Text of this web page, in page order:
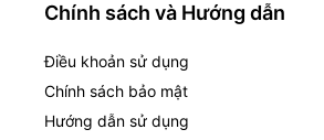
Chính sách và Hướng dẫn
Điều khoản sử dụng
Chính sách bảo mật
Hướng dẫn sử dụng